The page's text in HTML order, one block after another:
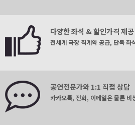
다양한 좌석 & 할인가격 제공
전세계 극장 직계약 공급, 단독 좌
공연전문가와 1:1 직접 상담
카카오톡, 전화, 이메일은 물론 비